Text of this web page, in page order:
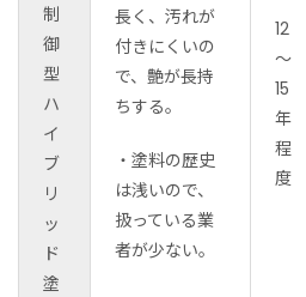
制
御
型
ハ
イ
ブ
リ
ッ
ド
塗
長く、 汚れが
付きにくいの
で、艶が長持
ちする。
・塗料の歴史
は浅いので、
扱っている業
者が少ない。
12
～
15
年
程
度